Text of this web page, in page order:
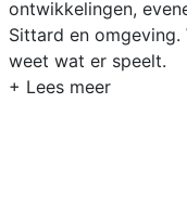
ontwikkelingen,
Sittard en
weet wat er speelt.